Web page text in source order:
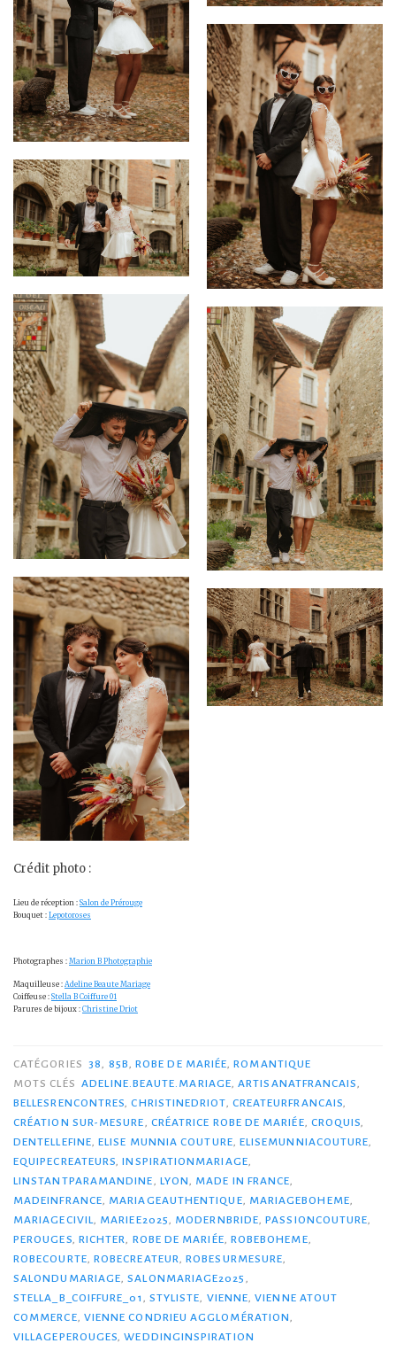
Crédit photo :
Lieu de réception : Salon de Prérouge
Bouquet : Lepotoroses
Photographes : Marion B Photographie
Maquilleuse : Adeline Beaute Mariage
Coiffeuse : Stella B Coiffure 01
Parures de bijoux : Christine Driot
CATÉGORIES 38, 85B,ROBE DE MARIÉE,ROMANTIQUE
MOTS CLÉS ADELINE.BEAUTE.MARIAGE,ARTISANATFRANCAIS,
BELLESRENCONTRES,CHRISTINEDRIOT, CREATEURFRANCAIS,
CRÉATION SUR-MESURE, CRÉATRICE ROBE DE MARIÉE, CROQUIS,
DENTELLEFINE,ELISE MUNNIA COUTURE, ELISEMUNNIACOUTURE,
EQUIPECREATEURS,INSPIRATIONMARIAGE,
LINSTANTPARAMANDINE, LYON, MADE IN FRANCE,
MADEINFRANCE, MARIAGEAUTHENTIQUE, MARIAGEBOHEME,
MARIAGECIVIL, MARIEE2025, MODERNBRIDE,PASSIONCOUTURE,
PEROUGES, RICHTER, ROBE DE MARIÉE, ROBEBOHEME,
ROBECOURTE, ROBECREATEUR,ROBESURMESURE,
SALONDUMARIAGE,SALONMARIAGE2025 ,
STELLA_B_COIFFURE_01 , STYLISTE, VIENNE,VIENNE ATOUT
COMMERCE, VIENNE CONDRIEU AGGLOMÉRATION,
VILLAGEPEROUGES,WEDDINGINSPIRATION